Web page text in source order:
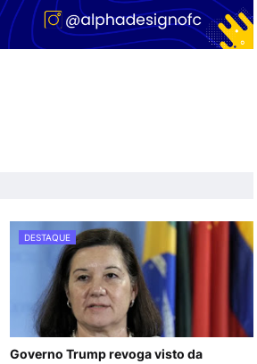
DESTAQUE
Governo Trump revoga visto da